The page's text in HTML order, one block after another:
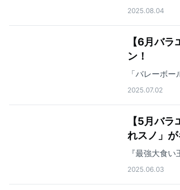
2025.08.04
【6月バ
ン！
「バレーボ
2025.07.02
【5月バ
れスノ」
『最強大食
2025.06.03